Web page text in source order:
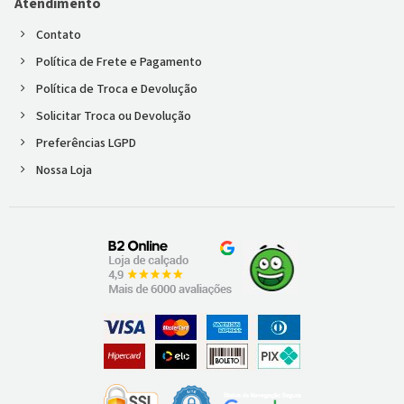
Contato
Política de Frete e Pagamento
Política de Troca e Devolução
Solicitar Troca ou Devolução
Preferências LGPD
Nossa Loja